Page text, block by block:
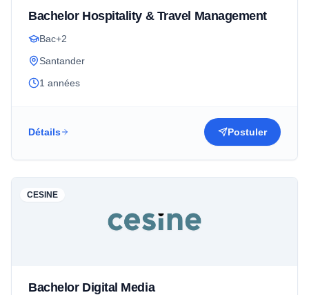
Bachelor Hospitality & Travel Management
Bac+2
Santander
1 années
Détails Postuler
CESINE
Bachelor Digital Media